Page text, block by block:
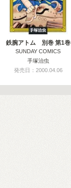
鉄腕アトム 別巻 第1巻
SUNDAY COMICS
手塚治虫
発売日：2000.04.06